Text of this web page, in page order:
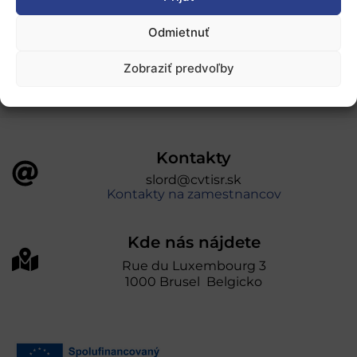
Odmietnuť
Zobraziť predvoľby
úniou v rámci Programu Slovensko. Portál
prevádzkuje Centrum vedecko-technických
Kontakty
slord@cvtisr.sk
Kontakty na zamestnancov
Kde nás nájdete
Rue du Luxembourg 3
1000 Brusel Belgicko